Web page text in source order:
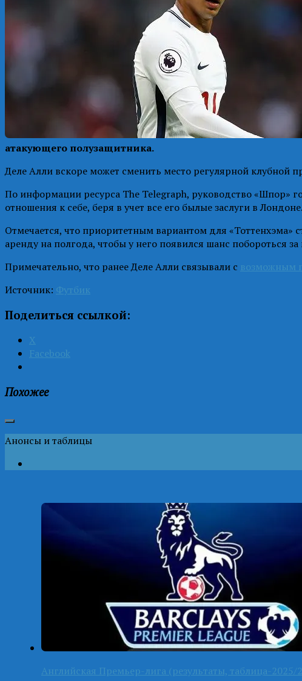
атакующего полузащитника.
Деле Алли вскоре может сменить место регулярной клубной
По информации ресурса The Telegraph, руководство «Шпор»
отношения к себе, беря в учет все его былые заслуги в Лондоне.
Отмечается, что приоритетным вариантом для «Тоттенхэма»
аренду на полгода, чтобы у него появился шанс побороться
Примечательно, что ранее Деле Алли связывали с возможным
Источник: Футбик
Поделиться ссылкой:
X
Facebook
Похожее
Анонсы и таблицы
Английская Премьер-лига (результаты, таблица-2025/